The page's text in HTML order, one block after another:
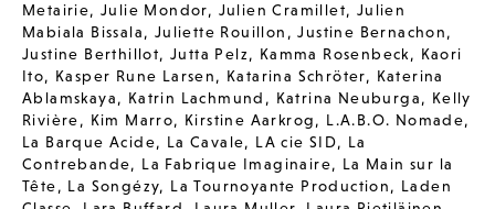
Metairie,Julie Mondor, Julien Cramillet, Julien
Mabiala Bissala, Juliette Rouillon ,Justine Bernachon,
Justine Berthillot,Jutta Pelz, Kamma Rosenbeck, Kaori
Ito, Kasper Rune Larsen, Katarina Schröter, Katerina
Ablamskaya, Katrin Lachmund , Katrina Neuburga, Kelly
Rivière, Kim Marro, Kirstine Aarkrog, L.A.B.O. Nomade,
La Barque Acide, La Cavale, LA cie SID, La
Contrebande, La Fabrique Imaginaire, La Main sur la
Tête, La Songézy, La Tournoyante Production, Laden